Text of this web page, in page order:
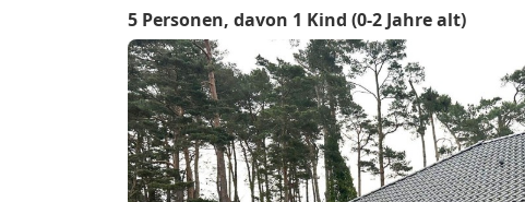
5 Personen davon 1 Kind (0-2 Jahre alt)